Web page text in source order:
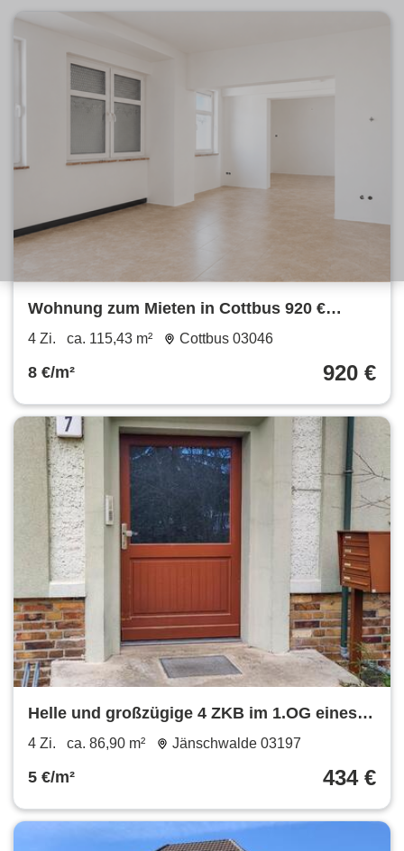
Wohnung zum Mieten in Cottbus 920 €
115.43 m²
4 Zi. ca. 115,43 m² Cottbus 03046
8 €/m² 920 €
Helle und großzügige 4 ZKB im 1.OG eines 4-
Familienhauses
4 Zi. ca. 86,90 m² Jänschwalde 03197
5 €/m² 434 €